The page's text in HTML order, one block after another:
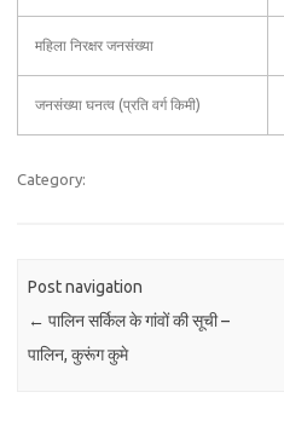
महिला निरक्षर जनसंख्या
जनसंख्या घनत्व (प्रति वर्ग किमी)
Category:
Post navigation
← पालिन सर्किल के गांवों की सूची –
पालिन, कुरूंग कुमे